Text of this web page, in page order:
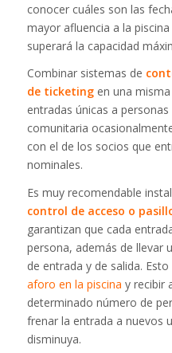
conocer cuáles son las
mayor afluencia a la
superará la capacidad
Combinar sistemas de
de ticketingen una
entradas únicas a
comunitaria
con el de los socios que
nominales.
Es muy recomendable
control de acceso o
garantizan que cada
persona, además de llevar
de entrada y de salida.
aforo en la piscina y recibir
determinado número de
frenar la entrada a nuevos
disminuya.